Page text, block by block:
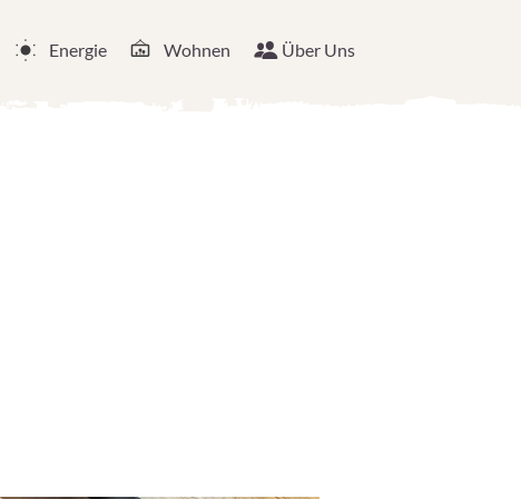
Energie Wohnen Über Uns